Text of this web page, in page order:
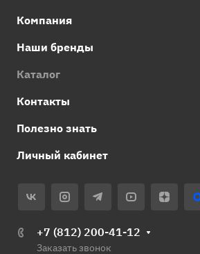
Компания
Наши бренды
Каталог
Контакты
Полезно знать
Личный кабинет
+7 (812) 200-41-12
Заказать звонок